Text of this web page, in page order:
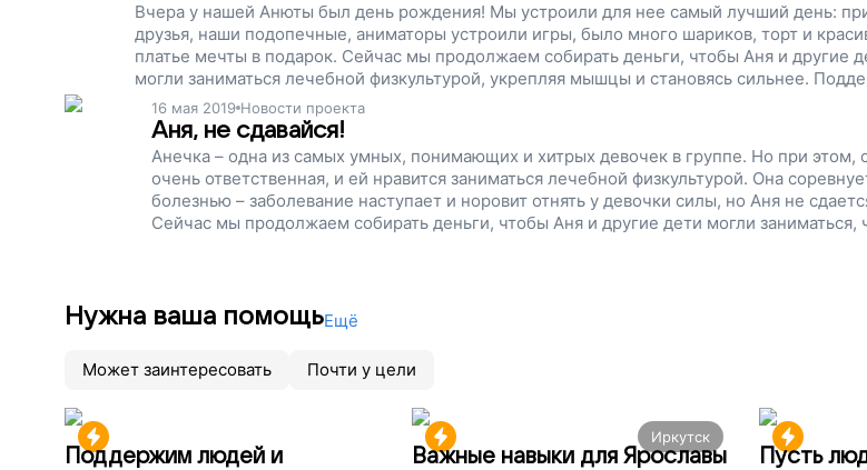
Вчера у нашей Анюты был день рождения! Мы устроили для нее самый лучший день:
друзья, наши подопечные, аниматоры устроили игры, было много шариков, торт и
платье мечты в подарок. Сейчас мы продолжаем собирать деньги, чтобы Аня и другие
могли заниматься лечебной физкультурой, укрепляя мышцы и становясь сильнее.
наш проект!
16 мая 2019 Новости проекта
Аня, не сдавайся!
Анечка – одна из самых умных, понимающих и хитрых девочек в группе. Но при этом,
очень ответственная, и ей нравится заниматься лечебной физкультурой. Она
болезнью – заболевание наступает и норовит отнять у девочки силы, но Аня не
Сейчас мы продолжаем собирать деньги, чтобы Аня и другие дети могли заниматься,
Нужна ваша помощьЕщё
Может заинтересовать Почти у цели
Поддержим людей и
Иркутск
Важные навыки для Ярославы
Пусть